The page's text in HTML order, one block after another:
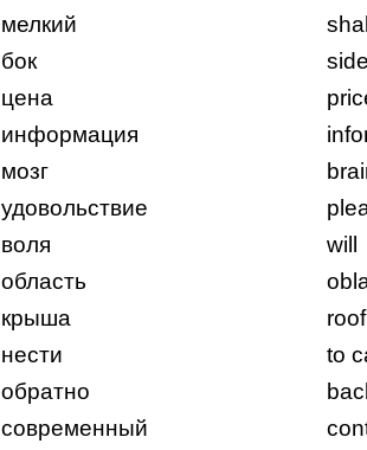
мелкий
бок
цена
информация
мозг
удовольствие
воля
will
область
крыша
roof
нести
to
обратно
современный